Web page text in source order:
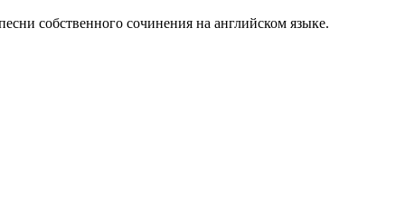
собственного сочинения на английском языке.